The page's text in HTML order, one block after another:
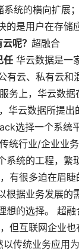
统的横向扩展
的是用户在存储
呢？ 超融合
任 华云数据是一
有云、私有云和
务上，华云数据
华云数据所提出
选择一个系统
统行业/企业业
系统的工程，繁
有很多迫在眉睫
根据业务发展的
想的选择。 超融
但互联网企业也
传统业务应用为